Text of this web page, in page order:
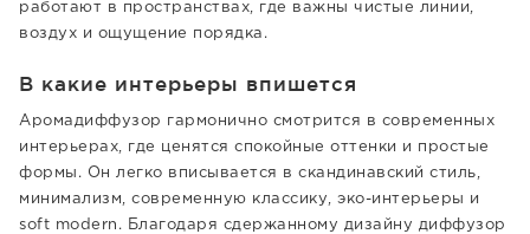
работают в пространствах, где важны чистые линии,
воздух и ощущение порядка.
В какие интерьеры впишется
Аромадиффузор гармонично смотрится в современных
интерьерах, где ценятся спокойные оттенки и простые
формы. Он легко вписывается в скандинавский стиль,
минимализм, современную классику, эко-интерьеры и
soft modern. Благодаря сдержанному дизайну диффузор